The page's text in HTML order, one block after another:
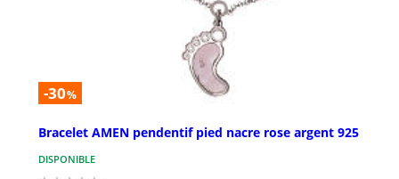
-30%
Bracelet AMEN pendentif pied nacre rose argent 925
DISPONIBLE